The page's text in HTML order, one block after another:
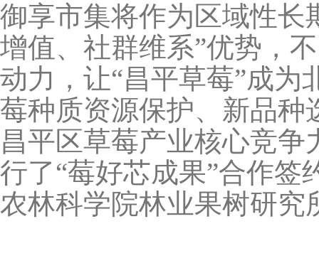
御享市集将作为区域性长
增值、社群维系”优势，
动力，让“昌平草莓”成
莓种质资源保护、新品种
昌平区草莓产业核心竞
行了“莓好芯成果”合作
农林科学院林业果树研究